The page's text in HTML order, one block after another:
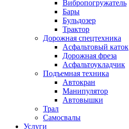
Вибропогружатель
Бары
Бульдозер
Трактор
Дорожная спецтехника
Асфальтовый каток
Дорожная фреза
Асфальтоукладчик
Подъемная техника
Автокран
Манипулятор
Автовышки
Трал
Самосвалы
Услуги